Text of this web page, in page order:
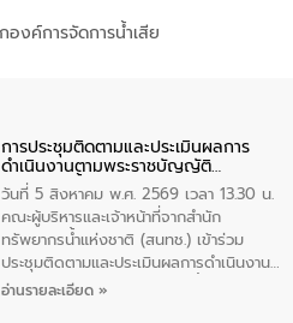
องค์การจัดการน้ำเสีย
การประชุมติดตามและประเมินผลการ
ดำเนินงานตามพระราชบัญญัติ
ทรัพยากรน้ำ พ.ศ. 2561 ประจำ
ปีงบประมาณ พ.ศ. 2569
วันที่ 5 สิงหาคม พ.ศ. 2569 เวลา 13.30 น.
คณะผู้บริหารและเจ้าหน้าที่จากสำนัก
ทรัพยากรน้ำแห่งชาติ (สนทช.) เข้าร่วม
ประชุมติดตามและประเมินผลการดำเนินงาน
ตามพระราชบัญญัติทรัพยากรน้ำ พ.ศ. 2561
อ่านรายละเอียด »